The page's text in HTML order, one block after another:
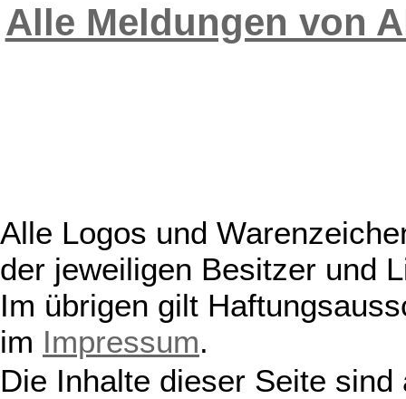
Alle Meldungen von
Alle Logos und
der jeweiligen Besitzer und
Im übrigen gilt
im Impressum.
Die Inhalte dieser Seite